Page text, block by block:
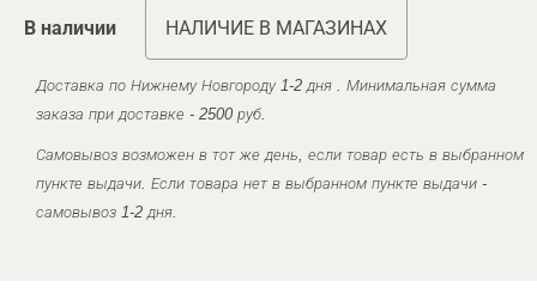
В наличии НАЛИЧИЕ В МАГАЗИНАХ
Доставка по Нижнему Новгороду 1-2 дня . Минимальная сумма
заказа при доставке - 2500 руб.
Самовывоз возможен в тот же день, если товар есть в выбранном
пункте выдачи. Если товара нет в выбранном пункте выдачи -
самовывоз 1-2 дня.